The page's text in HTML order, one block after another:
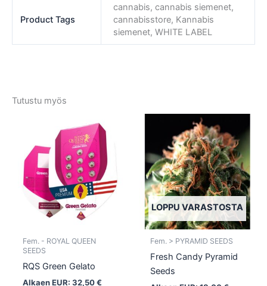
Product Tags
cannabis, cannabis siemenet,
cannabisstore, Kannabis
siemenet, WHITE LABEL
Tutustu myös
Fem. - ROYAL QUEEN
SEEDS
RQS Green Gelato
Alkaen EUR: 32,50€
useampi
muunnelma.
valinnat
LOPPU VARASTOSTA
Fem. > PYRAMID SEEDS
Fresh Candy Pyramid
Seeds
on
Voit
tehdä